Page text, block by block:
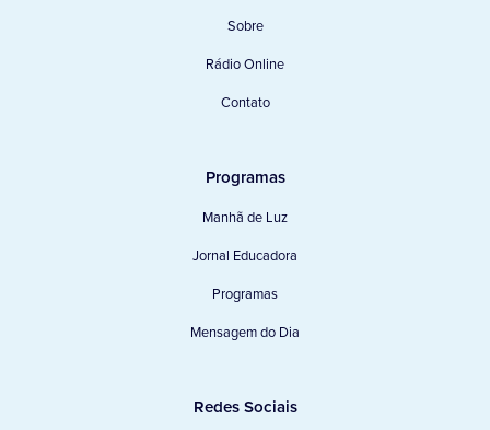
Sobre
Rádio Online
Contato
Programas
Manhã de Luz
Jornal Educadora
Programas
Mensagem do Dia
Redes Sociais